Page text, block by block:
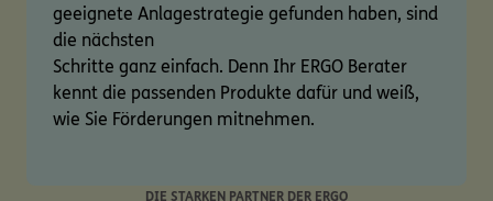
geeignete Anlagestrategie gefunden haben, sind
die nächsten
Schritte ganz einfach. Denn Ihr ERGO Berater
kennt die passenden Produkte dafür und weiß,
wie Sie Förderungen mitnehmen.
DIE STARKEN PARTNER DER ERGO